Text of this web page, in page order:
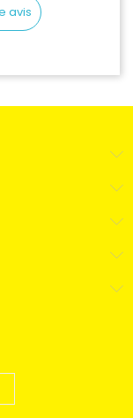
avis